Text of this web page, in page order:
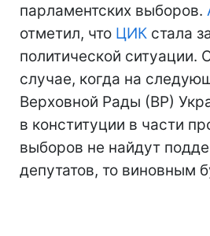
парламентских выборов.
отметил, что ЦИК стала
политической ситуации.
случае, когда на
Верховной Рады (ВР)
в конституции в части
выборов не найдут
депутатов, то виновным